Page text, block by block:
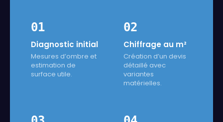
01
Diagnostic initial
Mesures d’ombre et
estimation de
surface utile.
02
Chiffrage au m²
Création d’un devis
détaillé avec
variantes
matérielles.